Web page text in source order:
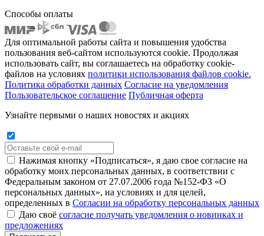
Способы оплаты
Для оптимальной работы сайта и повышения удобства
пользования веб-сайтом используются cookie. Продолжая
использовать сайт, вы соглашаетесь на обработку cookie-
файлов на условиях политики использования файлов cookie.
Политика обработки данных Согласие на уведомления
Пользовательское соглашение Публичная оферта
Узнайте первыми о наших новостях и акциях
Нажимая кнопку «Подписаться», я даю свое согласие на
обработку моих персональных данных, в соответствии с
Федеральным законом от 27.07.2006 года №152-ФЗ «О
персональных данных», на условиях и для целей,
определенных в Согласии на обработку персональных данных
Даю своё согласие получать уведомления о новинках и
предложениях